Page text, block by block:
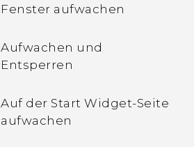
warm?
wie viel Speicher mein
Telefon verfügt und wie
Fenster aufwachen
Aufwachen und
Entsperren
Auf der Start Widget-Seite
aufwachen